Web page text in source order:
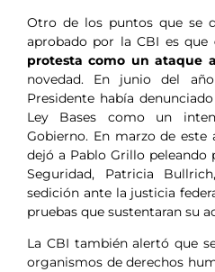
Otro de los puntos que se
aprobado por la CBI es que
protesta como un ataque
novedad. En junio del
Presidente había
Ley Bases como un
Gobierno. En marzo de este
dejó a Pablo Grillo peleando
Seguridad, Patricia
sedición ante la justicia
pruebas que sustentaran su
La CBI también alertó que
organismos de derechos